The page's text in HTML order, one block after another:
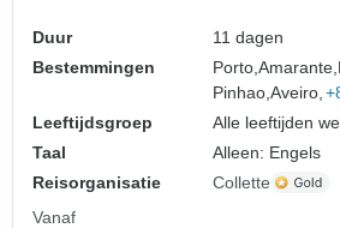
Duur
11 dagen
Bestemmingen
Porto,Amarante,
Pinhao,Aveiro,
Leeftijdsgroep
Alle leeftijden
Taal
Alleen: Engels
Reisorganisatie
Collette
Vanaf